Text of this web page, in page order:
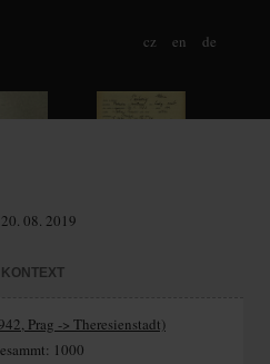
cz en de
08. 2019
Prag -> Theresienstadt)
1000